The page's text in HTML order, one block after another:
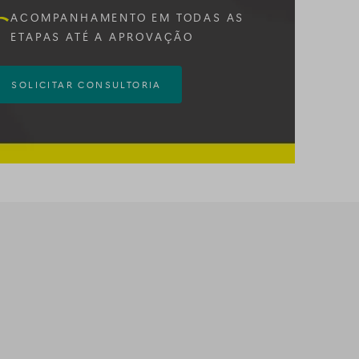
ACOMPANHAMENTO EM TODAS AS
ETAPAS ATÉ A APROVAÇÃO
SOLICITAR CONSULTORIA